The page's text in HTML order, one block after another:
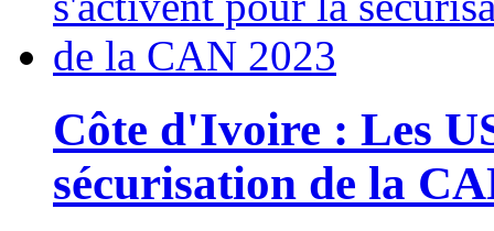
Côte d'Ivoire : Les
sécurisation de la